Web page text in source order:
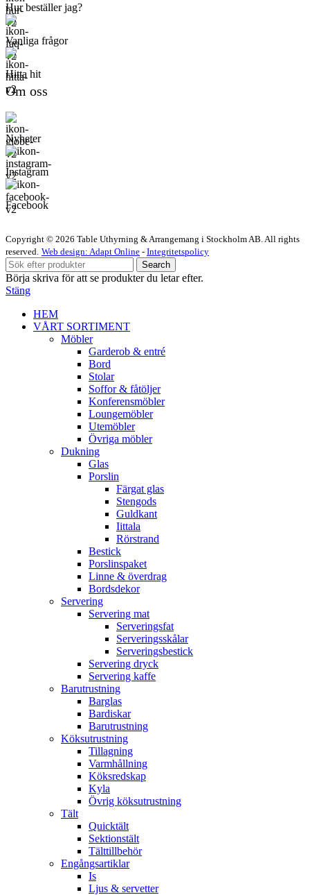
Hur beställer jag?
Vanliga frågor
Hitta hit
Om oss
Nyheter
Instagram
Facebook
Copyright © 2026 Table Uthyrning & Arrangemang i Stockholm AB. All rights
reserved​​. Web design: Adapt Online - Integritetspolicy
Search
Börja skriva för att se produkter du letar efter.
Stäng
HEM
VÅRT SORTIMENT
Möbler
Garderob & entré
Bord
Stolar
Soffor & fåtöljer
Konferensmöbler
Loungemöbler
Utemöbler
Övriga möbler
Dukning
Glas
Porslin
Färgat glas
Stengods
Guldkant
Iittala
Rörstrand
Bestick
Porslinspaket
Linne & överdrag
Bordsdekor
Servering
Servering mat
Serveringsfat
Serveringsskålar
Serveringsbestick
Servering dryck
Servering kaffe
Barutrustning
Barglas
Bardiskar
Barutrustning
Köksutrustning
Tillagning
Varmhållning
Köksredskap
Kyla
Övrig köksutrustning
Tält
Quicktält
Sektionstält
Tälttillbehör
Engångsartiklar
Is
Ljus & servetter